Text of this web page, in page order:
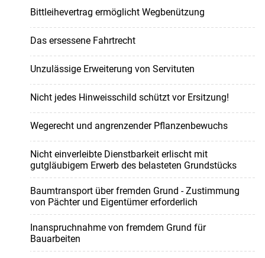
Bittleihevertrag ermöglicht Wegbenützung
Das ersessene Fahrtrecht
Unzulässige Erweiterung von Servituten
Nicht jedes Hinweisschild schützt vor Ersitzung!
Wegerecht und angrenzender Pflanzenbewuchs
Nicht einverleibte Dienstbarkeit erlischt mit
gutgläubigem Erwerb des belasteten Grundstücks
Baumtransport über fremden Grund - Zustimmung
von Pächter und Eigentümer erforderlich
Inanspruchnahme von fremdem Grund für
Bauarbeiten